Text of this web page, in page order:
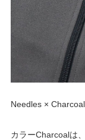
Needles ×
カラーCharcoalは